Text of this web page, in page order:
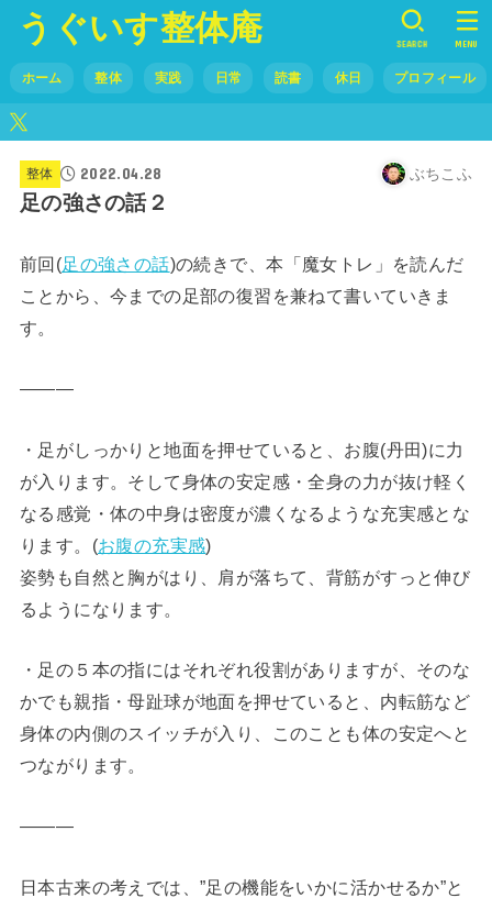
うぐいす整体庵
ホーム 整体 実践 日常 読書 休日 プロフィール
SEARCH MENU
整体 2022.04.28 ぶちこふ
足の強さの話２
前回(足の強さの話)の続きで、本「魔女トレ」を読んだ
ことから、今までの足部の復習を兼ねて書いていきま
す。
―――
・足がしっかりと地面を押せていると、お腹(丹田)に力
が入ります。そして身体の安定感・全身の力が抜け軽く
なる感覚・体の中身は密度が濃くなるような充実感とな
ります。(お腹の充実感)
姿勢も自然と胸がはり、肩が落ちて、背筋がすっと伸び
るようになります。
・足の５本の指にはそれぞれ役割がありますが、そのな
かでも親指・母趾球が地面を押せていると、内転筋など
身体の内側のスイッチが入り、このことも体の安定へと
つながります。
―――
日本古来の考えでは、”足の機能をいかに活かせるか”と